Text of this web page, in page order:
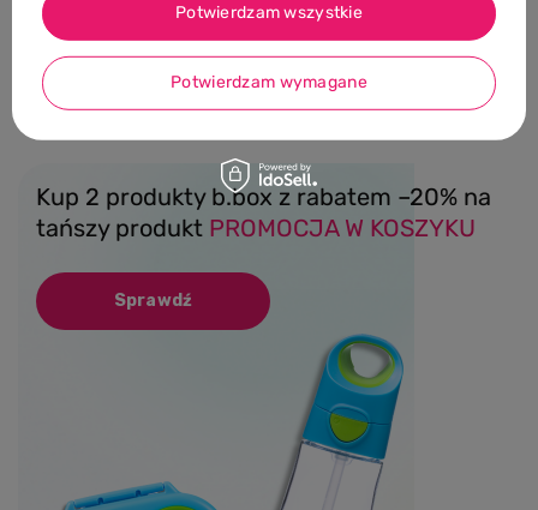
Pokaż więcej wpisów zLuty 2019
Kup 2 produkty b.box z rabatem –20% na
tańszy produkt PROMOCJA W KOSZYKU
Sprawdź
Potwierdzam wymagane
Potwierdzam wszystkie